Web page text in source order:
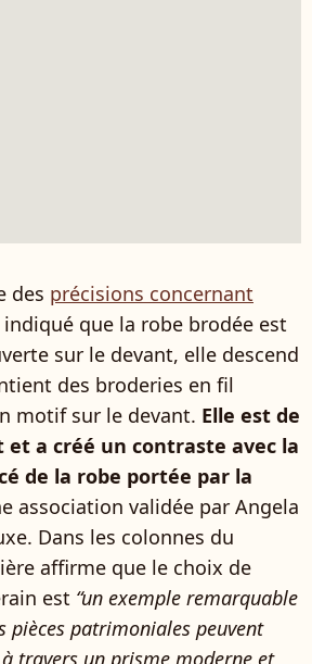
des précisions concernant
que la robe brodée est
sur le devant, elle descend
des broderies en fil
motif sur le devant. Elle est de
a créé un contraste avec la
de la robe portée par la
association validée par Angela
Dans les colonnes du
affirme que le choix de
est “un exemple remarquable
pièces patrimoniales peuvent
travers un prisme moderne et